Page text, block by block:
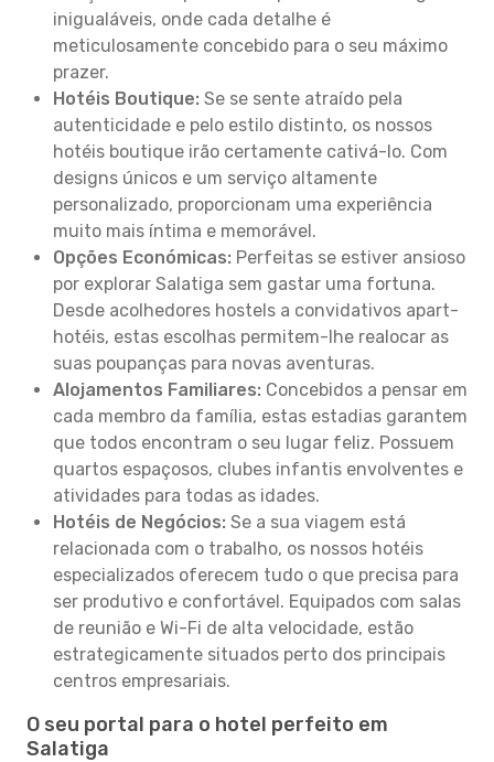
inigualáveis, onde cada detalhe é
meticulosamente concebido para o seu máximo
prazer.
Hotéis Boutique: Se se sente atraído pela
autenticidade e pelo estilo distinto, os nossos
hotéis boutique irão certamente cativá-lo. Com
designs únicos e um serviço altamente
personalizado, proporcionam uma experiência
muito mais íntima e memorável.
Opções Económicas: Perfeitas se estiver ansioso
por explorar Salatiga sem gastar uma fortuna.
Desde acolhedores hostels a convidativos apart-
hotéis, estas escolhas permitem-lhe realocar as
suas poupanças para novas aventuras.
Alojamentos Familiares: Concebidos a pensar em
cada membro da família, estas estadias garantem
que todos encontram o seu lugar feliz. Possuem
quartos espaçosos, clubes infantis envolventes e
atividades para todas as idades.
Hotéis de Negócios: Se a sua viagem está
relacionada com o trabalho, os nossos hotéis
especializados oferecem tudo o que precisa para
ser produtivo e confortável. Equipados com salas
de reunião e Wi-Fi de alta velocidade, estão
estrategicamente situados perto dos principais
centros empresariais.
O seu portal para o hotel perfeito em
Salatiga